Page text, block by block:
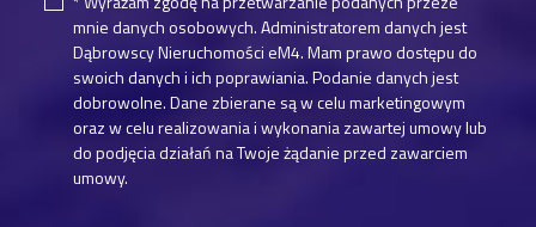
mnie danych osobowych. Administratorem danych jest
Dąbrowscy Nieruchomości eM4. Mam prawo dostępu do
swoich danych i ich poprawiania. Podanie danych jest
dobrowolne. Dane zbierane są w celu marketingowym
oraz w celu realizowania i wykonania zawartej umowy lub
do podjęcia działań na Twoje żądanie przed zawarciem
umowy.